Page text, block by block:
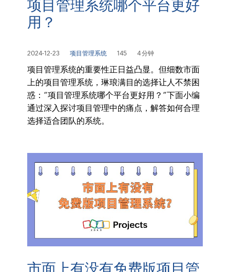
项目管理系统哪个平台更好
用？
2024-12-23 项目管理系统 145 4 分钟
项目管理系统的重要性正日益凸显。但细数市面
上的项目管理系统，琳琅满目的选择让人不禁困
惑：“项目管理系统哪个平台更好用？”下面小编
通过深入探讨项目管理中的痛点，解答如何合理
选择适合团队的系统。
市面上有没有免费版项目管